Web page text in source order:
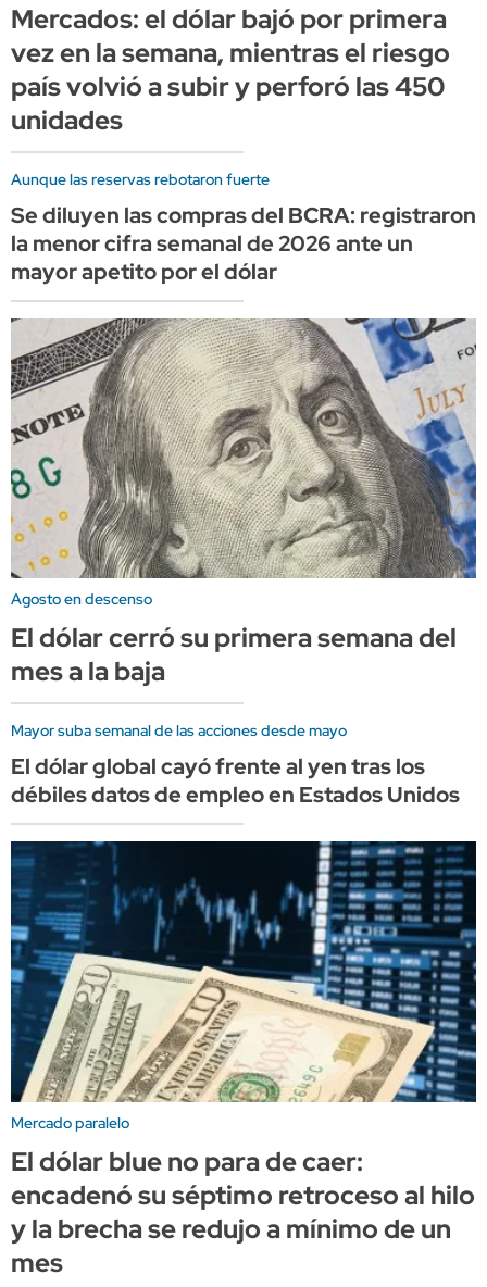
Mercados: el dólar bajó por primera
vez en la semana, mientras el riesgo
país volvió a subir y perforó las 450
unidades
Aunque las reservas rebotaron fuerte
Se diluyen las compras del BCRA: registraron
la menor cifra semanal de 2026 ante un
mayor apetito por el dólar
Agosto en descenso
El dólar cerró su primera semana del
mes a la baja
Mayor suba semanal de las acciones desde mayo
El dólar global cayó frente al yen tras los
débiles datos de empleo en Estados Unidos
Mercado paralelo
El dólar blue no para de caer:
encadenó su séptimo retroceso al hilo
y la brecha se redujo a mínimo de un
mes